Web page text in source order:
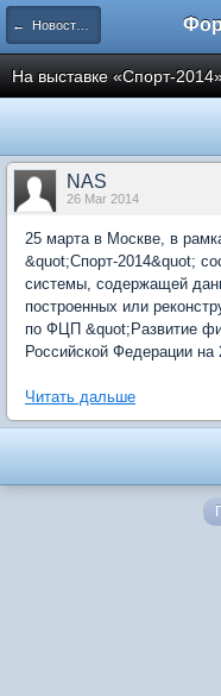
← Новости рынка недвижимости
На выставке «Спорт-
NAS
26 Mar 2014
25 марта в Москве, в
&quot;Спорт-2014&quot;
системы, содержащей
построенных или
по ФЦП &quot;Развитие
Российской Федерации на
Читать дальше